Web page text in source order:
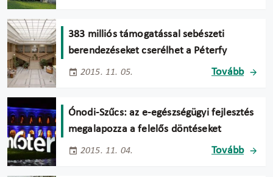
383 milliós támogatással sebészeti
berendezéseket cserélhet a Péterfy
2015. 11. 05. Tovább
Ónodi-Szűcs: az e-egészségügyi fejlesztés
megalapozza a felelős döntéseket
2015. 11. 04. Tovább